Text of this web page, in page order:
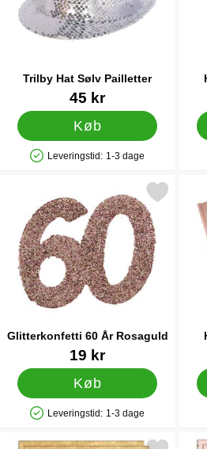
Trilby Hat Sølv Pailletter
45 kr
Køb
Produkttilgængelighed: På lager
Leveringstid: 1-3 dage
Glitterkonfetti 60 År Rosaguld
Varenr 3715719 kr
Køb
Produkttilgængelighed: På lager
Leveringstid: 1-3 dage
Markér glitterkonfetti 60 År